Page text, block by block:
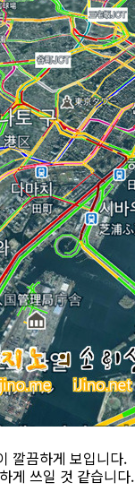
깔끔하게 보입니다.
게 쓰일 것 같습니다.